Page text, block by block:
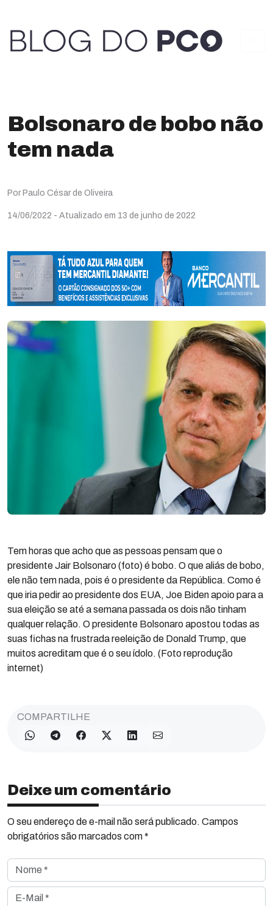
Bolsonaro de bobo não
tem nada
Por Paulo César de Oliveira
14/06/2022 - Atualizado em 13 de junho de 2022
Tem horas que acho que as pessoas pensam que o
presidente Jair Bolsonaro (foto) é bobo. O que aliás de bobo,
ele não tem nada, pois é o presidente da República. Como é
que iria pedir ao presidente dos EUA, Joe Biden apoio para a
sua eleição se até a semana passada os dois não tinham
qualquer relação. O presidente Bolsonaro apostou todas as
suas fichas na frustrada reeleição de Donald Trump, que
muitos acreditam que é o seu ídolo. (Foto reprodução
internet)
COMPARTILHE
Deixe um comentário
O seu endereço de e-mail não será publicado. Campos
obrigatórios são marcados com *
Nome *
E-Mail *